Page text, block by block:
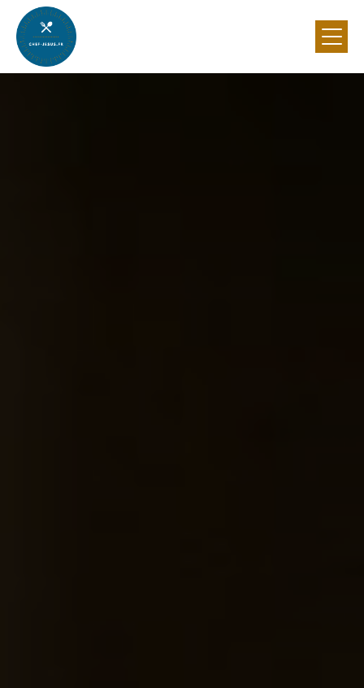
Panneau de gestion des cookies